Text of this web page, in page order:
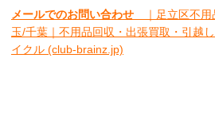
メールでのお問い合わせ
｜足立区不
玉/千葉｜不用品回収・出張買取・引越
イクル (club-brainz.jp)